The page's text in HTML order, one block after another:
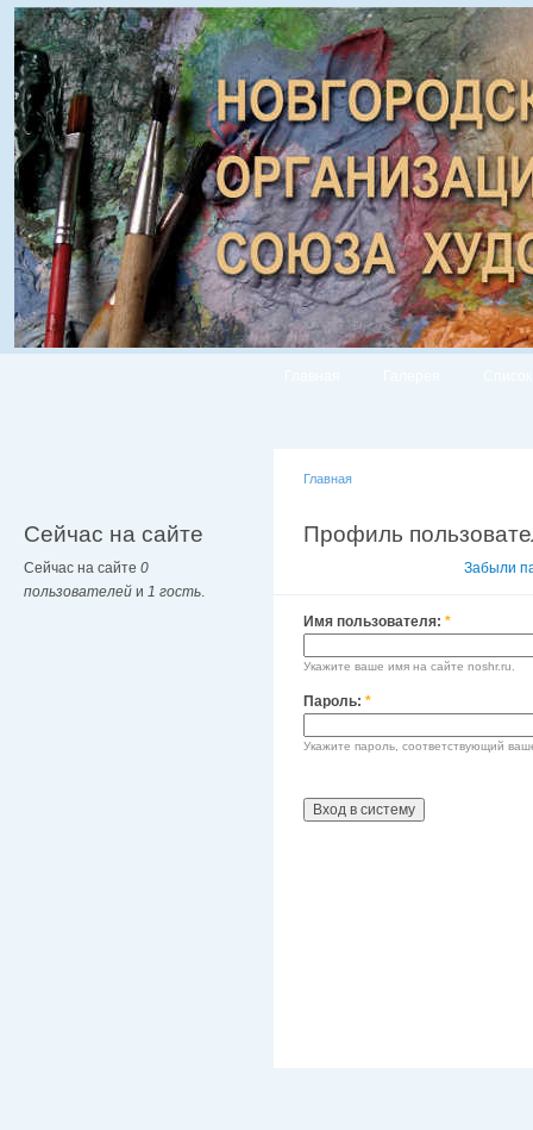
Сейчас на сайте
Сейчас на сайте 0
пользователей и 1 гость.
Главная
Профиль
Забыли
Имя пользователя: *
Укажите ваше имя на сайте noshr.ru.
Пароль: *
Укажите пароль, соответствующий